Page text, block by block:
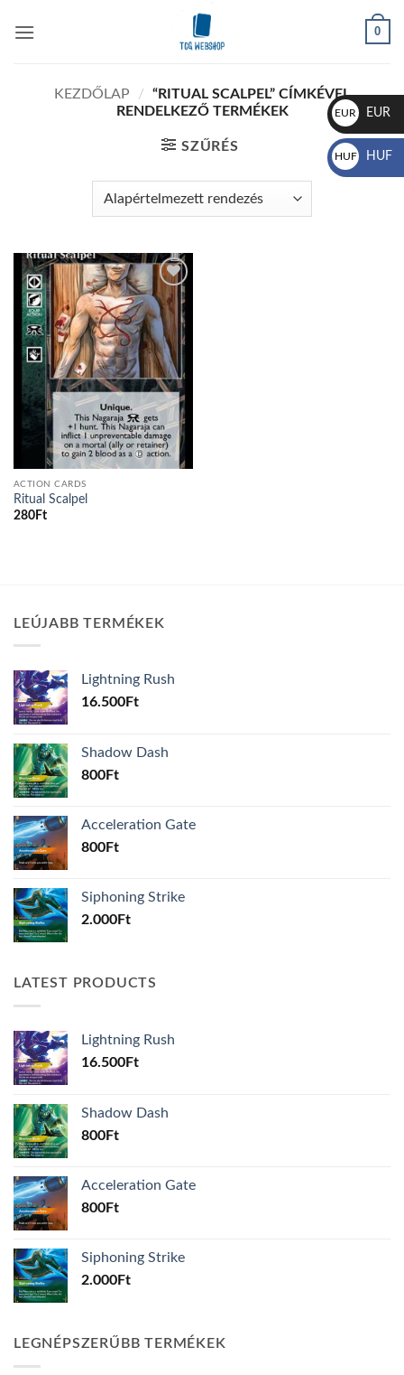
0
KEZDŐLAP /
“RITUAL SCALPEL” CÍMKÉVEL
RENDELKEZŐ TERMÉKEK
SZŰRÉS
Add to
wishlist
ACTION CARDS
Ritual Scalpel
280Ft
LEÚJABB TERMÉKEK
Lightning Rush
16.500Ft
Shadow Dash
800Ft
Acceleration Gate
800Ft
Siphoning Strike
2.000Ft
LATEST PRODUCTS
Lightning Rush
16.500Ft
Shadow Dash
800Ft
Acceleration Gate
800Ft
Siphoning Strike
2.000Ft
LEGNÉPSZERŰBB TERMÉKEK
EUR
€
EUR
HUF
Ft
HUF